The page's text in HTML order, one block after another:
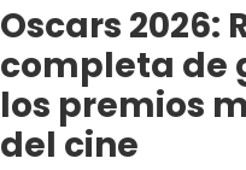
Oscars 2026:
completa de
los premios
del cine